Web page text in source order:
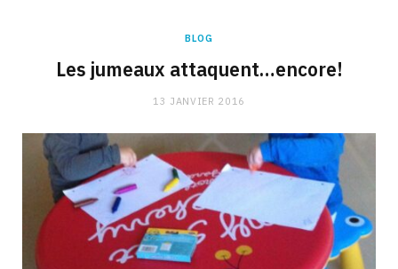
BLOG
Les jumeaux attaquent…encore!
13 JANVIER 2016